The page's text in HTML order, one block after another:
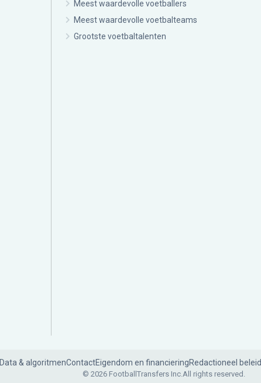
Meest waardevolle voetballers
Meest waardevolle voetbalteams
Grootste voetbaltalenten
Data & algoritmenContactEigendom en financieringRedactioneel beleid
© 2026 FootballTransfers Inc.All rights reserved.